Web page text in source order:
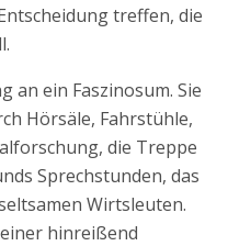
treffen, die
an ein Faszinosum. Sie
Hörsäle, Fahrstühle,
die Treppe
Sprechstunden, das
Wirtsleuten.
hinreißend